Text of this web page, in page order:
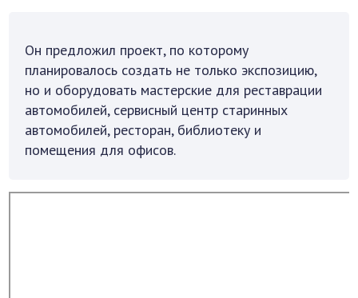
Он предложил проект, по которому
планировалось создать не только экспозицию,
но и оборудовать мастерские для реставрации
автомобилей, сервисный центр старинных
автомобилей, ресторан, библиотеку и
помещения для офисов.